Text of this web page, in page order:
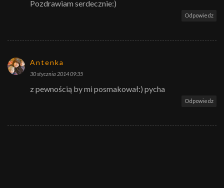
Pozdrawiam serdecznie:)
Odpowiedz
Antenka
30 stycznia 2014 09:35
z pewnością by mi posmakował:) pycha
Odpowiedz